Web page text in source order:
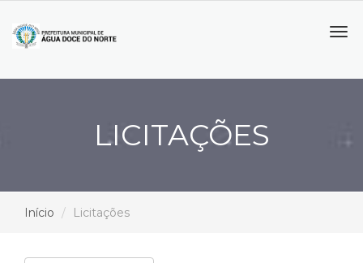
LICITAÇÕES
Início Licitações